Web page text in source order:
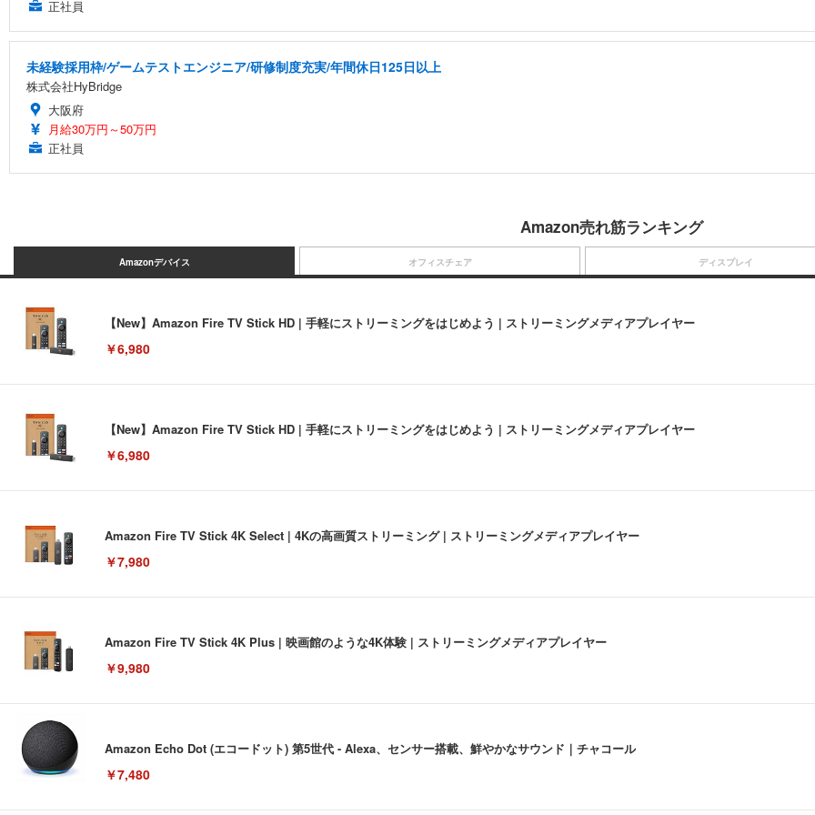
正社員
未経験採用枠/ゲームテストエンジニア/研修制度充実/年間休日125日以上
株式会社HyBridge
大阪府
月給30万円～50万円
正社員
Amazon売れ筋ランキング
Amazonデバイス
【New】Amazon Fire TV Stick HD | 手軽にストリーミングをはじめよう | ストリーミングメディアプレイヤー
￥6,980
【New】Amazon Fire TV Stick HD | 手軽にストリーミングをはじめよう | ストリーミングメディアプレイヤー
￥6,980
Amazon Fire TV Stick 4K Select | 4Kの高画質ストリーミング | ストリーミングメディアプレイヤー
￥7,980
Amazon Fire TV Stick 4K Plus | 映画館のような4K体験 | ストリーミングメディアプレイヤー
￥9,980
Amazon Echo Dot (エコードット) 第5世代 - Alexa、センサー搭載、鮮やかなサウンド｜チャコール
￥7,480
オフィスチェア ディスプレイ